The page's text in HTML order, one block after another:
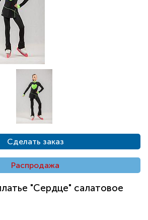
Сделать заказ
Распродажа
"Сердце" салатовое